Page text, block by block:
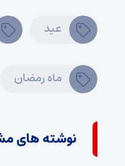
عید
ماه رمضان
نوشته های